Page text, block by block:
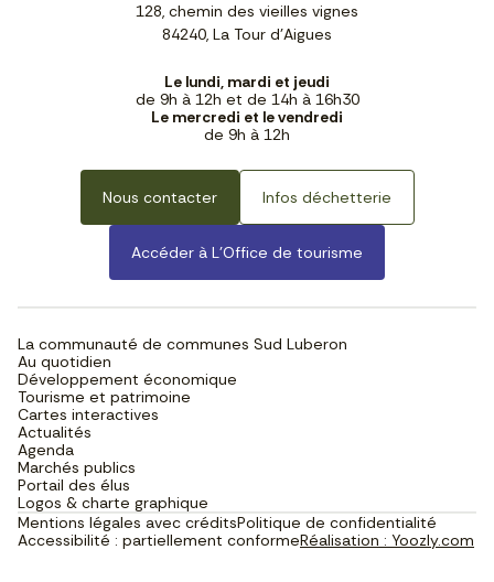
128, chemin des vieilles vignes
84240, La Tour d'Aigues
Le lundi, mardi et jeudi
de 9h à 12h et de 14h à 16h30
Le mercredi et le vendredi
de 9h à 12h
Nous contacter Infos déchetterie
Accéder à L’Office de tourisme
La communauté de communes Sud Luberon
Au quotidien
Développement économique
Tourisme et patrimoine
Cartes interactives
Actualités
Agenda
Marchés publics
Portail des élus
Logos & charte graphique
Mentions légales avec créditsPolitique de confidentialité
Accessibilité : partiellement conformeRéalisation : Yoozly.com